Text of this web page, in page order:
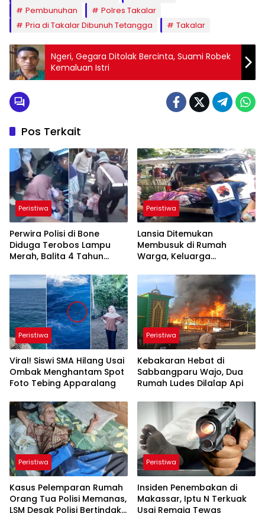
Pembunuhan
Polres Takalar
Pria di Takalar Dibunuh Tetangga
Takalar
Ngeri, Gegara Ditolak Bercinta, Suami Robek
Kemaluan Istri
Pos Terkait
Peristiwa
Perwira Polisi di Bone
Diduga Terobos Lampu
Merah, Balita 4 Tahun
Peristiwa
Lansia Ditemukan
Membusuk di Rumah
Warga, Keluarga
Kematian
Peristiwa
Viral! Siswi SMA Hilang Usai
Ombak Menghantam Spot
Foto Tebing Apparalang
Peristiwa
Kebakaran Hebat di
Sabbangparu Wajo, Dua
Rumah Ludes Dilalap Api
Peristiwa
Kasus Pelemparan Rumah
Orang Tua Polisi Memanas,
LSM Desak Polisi Bertindak
Peristiwa
Insiden Penembakan di
Makassar, Iptu N Terkuak
Usai Remaja Tewas